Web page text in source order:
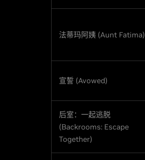
法蒂玛阿姨 (Aunt Fatima)
宣誓 (Avowed)
后室：一起逃脱
(Backrooms: Escape
Together)